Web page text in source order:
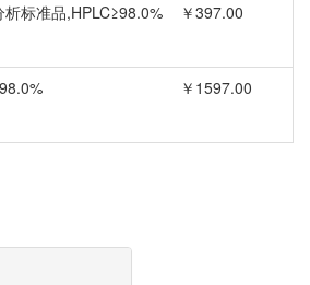
析标准品,HPLC≥98.0% ￥397.00
￥1597.00